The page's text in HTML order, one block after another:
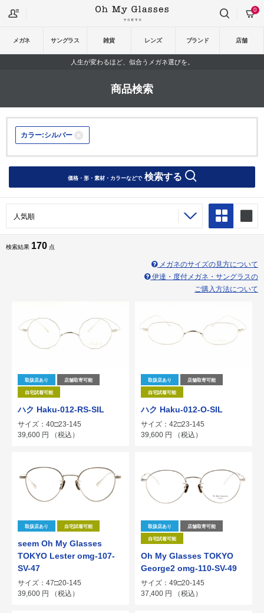
メガネ サングラス 雑貨 レンズ ブランド 店舗
0
人生が変わるほど、似合うメガネ選びを。
商品検索
カラー:シルバー
価格・形・素材・カラーなどで検索する
検索結果 170 点
メガネのサイズの見方について
伊達・度付メガネ・サングラスの
ご購入方法について
取扱店あり 店舗取寄可能
自宅試着可能
ハク Haku-012-RS-SIL
サイズ：40□23-145
39,600 円 （税込）
取扱店あり 店舗取寄可能
自宅試着可能
ハク Haku-012-O-SIL
サイズ：42□23-145
39,600 円 （税込）
取扱店あり 自宅試着可能
seem Oh My Glasses
TOKYO Lester omg-107-
SV-47
サイズ：47□20-145
39,600 円 （税込）
取扱店あり 店舗取寄可能
自宅試着可能
Oh My Glasses TOKYO
George2 omg-110-SV-49
サイズ：49□20-145
37,400 円 （税込）